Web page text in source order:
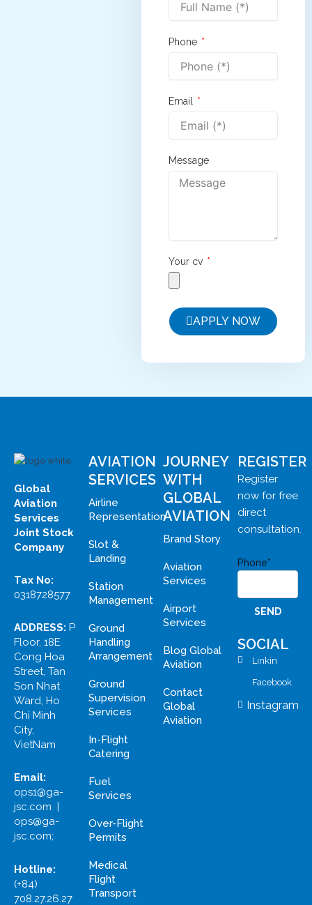
Phone
Email
Message
Your cv
APPLY NOW
Global
Aviation
Services
Joint Stock
Company
Tax No:
0318728577
ADDRESS: P
Floor, 18E
Cong Hoa
Street, Tan
Son Nhat
Ward, Ho
Chi Minh
City,
VietNam
Email:
ops1@ga-
jsc.com |
ops@ga-
jsc.com;
Hotline:
(+84)
708.27.26.27
AVIATION
SERVICES
Airline
Representation
Slot &
Landing
Station
Management
Ground
Handling
Arrangement
Ground
Supervision
Services
In-Flight
Catering
Fuel
Services
Over-Flight
Permits
Medical
Flight
Transport
JOURNEY
WITH
GLOBAL
AVIATION
Brand Story
Aviation
Services
Airport
Services
Blog Global
Aviation
Contact
Global
Aviation
REGISTER
Register
now for free
direct
consultation.
Phone*
SOCIAL
Linkin
Facebook
Instagram